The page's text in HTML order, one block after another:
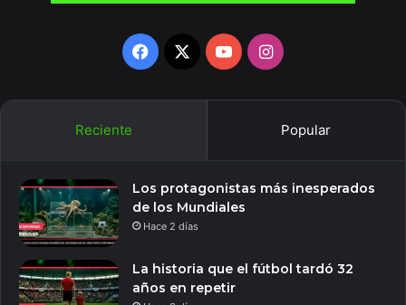
Facebook
X YouTubeInstagram
Reciente Popular
Los protagonistas más inesperados
de los Mundiales
Hace 2 días
La historia que el fútbol tardó 32
años en repetir